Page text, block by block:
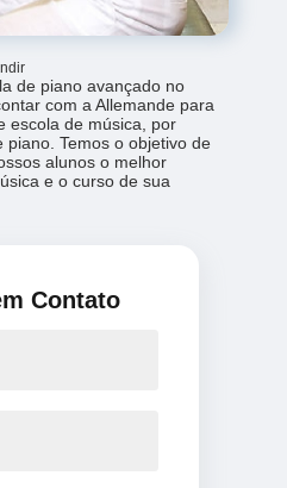
de piano avançado no
com a Allemande para
escola de música, por
Temos o objetivo de
alunos o melhor
e o curso de sua
Contato